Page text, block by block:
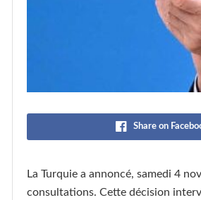
Share on
La Turquie a annoncé, samedi 4
consultations. Cette décision